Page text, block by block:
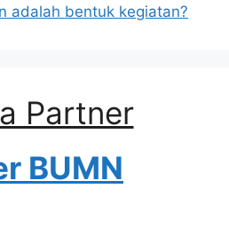
adalah bentuk kegiatan?
Partner
BUMN